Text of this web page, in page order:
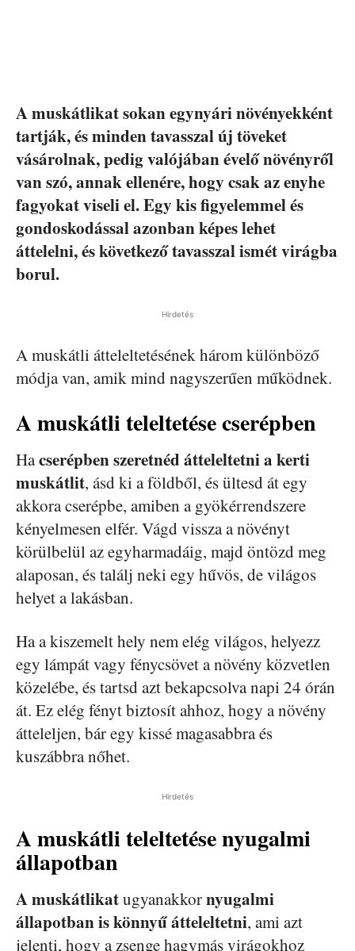
A muskátlikat sokan egynyári növényekként
tartják, és minden tavasszal új töveket
vásárolnak, pedig valójában évelő növényről
van szó, annak ellenére, hogy csak az enyhe
fagyokat viseli el. Egy kis figyelemmel és
gondoskodással azonban képes lehet
áttelelni, és következő tavasszal ismét virágba
borul.
Hirdetés
A muskátli átteleltetésének három különböző
módja van, amik mind nagyszerűen működnek.
A muskátli teleltetése cserépben
Hacserépben szeretnéd átteleltetni a kerti
muskátlit, ásd ki a földből, és ültesd át egy
akkora cserépbe, amiben a gyökérrendszere
kényelmesen elfér. Vágd vissza a növényt
körülbelül az egyharmadáig, majd öntözd meg
alaposan, és találj neki egy hűvös, de világos
helyet a lakásban.
Ha a kiszemelt hely nem elég világos, helyezz
egy lámpát vagy fénycsövet a növény közvetlen
közelébe, és tartsd azt bekapcsolva napi 24 órán
át. Ez elég fényt biztosít ahhoz, hogy a növény
átteleljen, bár egy kissé magasabbra és
kuszábbra nőhet.
Hirdetés
A muskátli teleltetése nyugalmi
állapotban
A muskátlikatugyanakkornyugalmi
állapotban is könnyű átteleltetni, ami azt
jelenti, hogy a zsenge hagymás virágokhoz